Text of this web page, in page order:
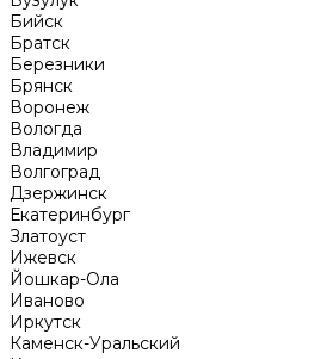
Бийск
Братск
Березники
Брянск
Воронеж
Вологда
Владимир
Волгоград
Дзержинск
Екатеринбург
Златоуст
Ижевск
Йошкар-Ола
Иваново
Иркутск
Каменск-Уральский